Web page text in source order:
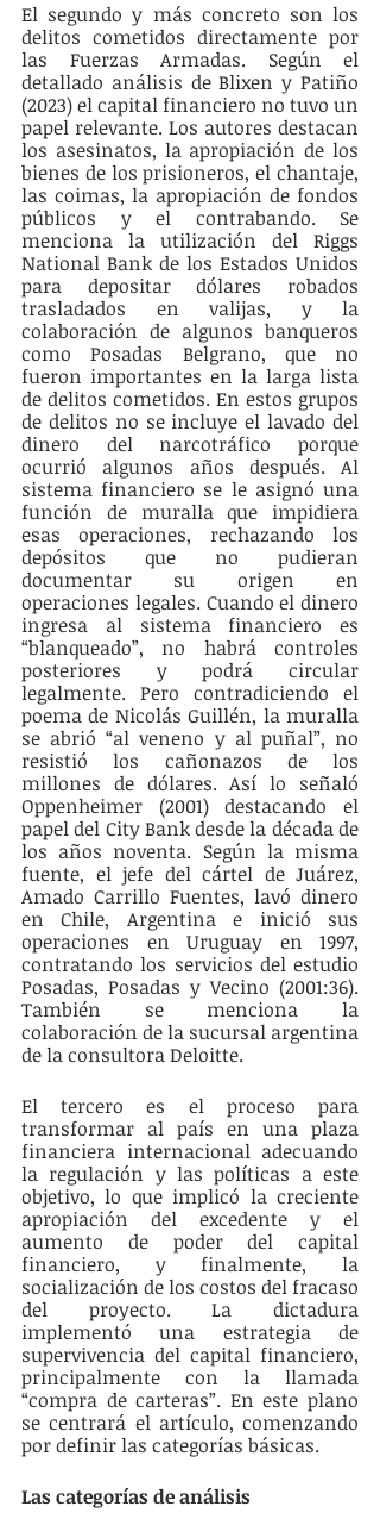
El segundo y más concreto son los
delitos cometidos directamente por
las Fuerzas Armadas. Según el
detallado análisis de Blixen y Patiño
(2023) el capital financiero no tuvo un
papel relevante. Los autores destacan
los asesinatos, la apropiación de los
bienes de los prisioneros, el chantaje,
las coimas, la apropiación de fondos
públicos y el contrabando. Se
menciona la utilización del Riggs
National Bank de los Estados Unidos
para depositar dólares robados
trasladados en valijas, y la
colaboración de algunos banqueros
como Posadas Belgrano, que no
fueron importantes en la larga lista
de delitos cometidos. En estos grupos
de delitos no se incluye el lavado del
dinero del narcotráfico porque
ocurrió algunos años después. Al
sistema financiero se le asignó una
función de muralla que impidiera
esas operaciones, rechazando los
depósitos que no pudieran
documentar su origen en
operaciones legales. Cuando el dinero
ingresa al sistema financiero es
“blanqueado”, no habrá controles
posteriores y podrá circular
legalmente. Pero contradiciendo el
poema de Nicolás Guillén, la muralla
se abrió “al veneno y al puñal”, no
resistió los cañonazos de los
millones de dólares. Así lo señaló
Oppenheimer (2001) destacando el
papel del City Bank desde la década de
los años noventa. Según la misma
fuente, el jefe del cártel de Juárez,
Amado Carrillo Fuentes, lavó dinero
en Chile, Argentina e inició sus
operaciones en Uruguay en 1997,
contratando los servicios del estudio
Posadas, Posadas y Vecino (2001:36).
También se menciona la
colaboración de la sucursal argentina
de la consultora Deloitte.
El tercero es el proceso para
transformar al país en una plaza
financiera internacional adecuando
la regulación y las políticas a este
objetivo, lo que implicó la creciente
apropiación del excedente y el
aumento de poder del capital
financiero, y finalmente, la
socialización de los costos del fracaso
del proyecto. La dictadura
implementó una estrategia de
supervivencia del capital financiero,
principalmente con la llamada
“compra de carteras”. En este plano
se centrará el artículo, comenzando
por definir las categorías básicas.
Las categorías de análisis